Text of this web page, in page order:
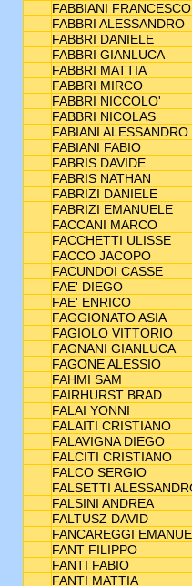
FABBIANI FRANCESCO
FABBRI ALESSANDRO
FABBRI DANIELE
FABBRI GIANLUCA
FABBRI MATTIA
FABBRI MIRCO
FABBRI NICCOLO'
FABBRI NICOLAS
FABIANI ALESSANDRO
FABIANI FABIO
FABRIS DAVIDE
FABRIS NATHAN
FABRIZI DANIELE
FABRIZI EMANUELE
FACCANI MARCO
FACCHETTI ULISSE
FACCO JACOPO
FACUNDOI CASSE
FAE' DIEGO
FAE' ENRICO
FAGGIONATO ASIA
FAGIOLO VITTORIO
FAGNANI GIANLUCA
FAGONE ALESSIO
FAHMI SAM
FAIRHURST BRAD
FALAI YONNI
FALAITI CRISTIANO
FALAVIGNA DIEGO
FALCITI CRISTIANO
FALCO SERGIO
FALSETTI
FALSINI ANDREA
FALTUSZ DAVID
FANCAREGGI
FANT FILIPPO
FANTI FABIO
FANTI MATTIA